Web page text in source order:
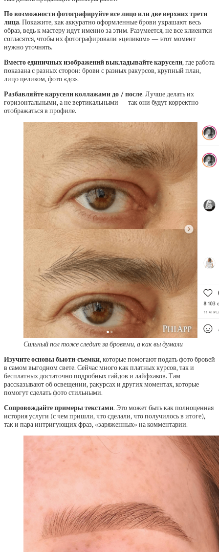
По возможности фотографируйте все лицо или две верхних трети
лица. Покажите, как аккуратно оформленные брови украшают весь
образ, ведь к мастеру идут именно за этим. Разумеется, не все клиентки
согласятся, чтобы их фотографировали «целиком» — этот момент
нужно уточнять.
Вместо единичных изображений выкладывайте карусели, где работа
показана с разных сторон: брови с разных ракурсов, крупный план,
лицо целиком, фото «до».
Разбавляйте карусели коллажами до / после. Лучше делать их
горизонтальными, а не вертикальными — так они будут корректно
отображаться в профиле.
Сильный пол тоже следит за бровями, а как вы думали
Изучите основы бьюти-съемки, которые помогают подать фото бровей
в самом выгодном свете. Сейчас много как платных курсов, так и
бесплатных достаточно подробных гайдов и лайфхаков. Там
рассказывают об освещении, ракурсах и других моментах, которые
помогут сделать фото стильными.
Сопровождайте примеры текстами. Это может быть как полноценная
история услуги (с чем пришли, что сделали, что получилось в итоге),
так и пара интригующих фраз, «заряженных» на комментарии.